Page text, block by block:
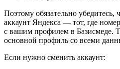
Поэтому обязательно
аккаунт Яндекса — тот, где
с вашим профилем в Базисмеде.
основной профиль со всеми
Если нужно сменить аккаунт: